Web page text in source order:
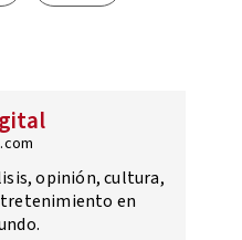
opinión, cultura,
en